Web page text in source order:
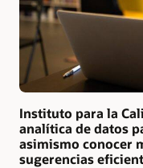
Instituto para la
analítica de datos
asimismo conocer
sugerencias